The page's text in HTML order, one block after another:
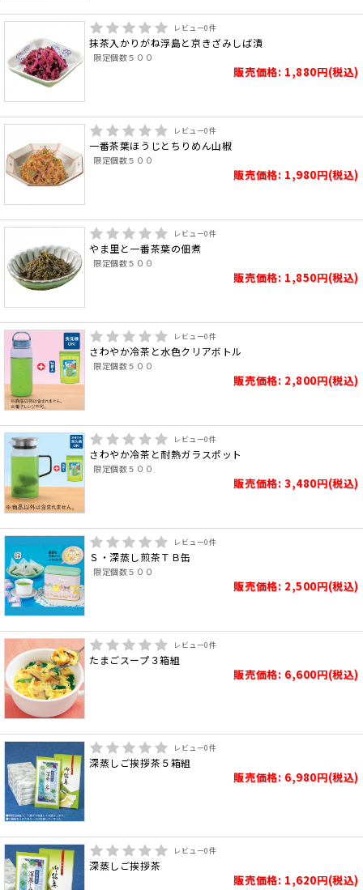
レビュー0件
抹茶入かりがね浮島と京きざみしば漬
限定個数５００
販売価格: 1,880円(税込)
レビュー0件
一番茶葉ほうじとちりめん山椒
限定個数５００
販売価格: 1,980円(税込)
レビュー0件
やま里と一番茶葉の佃煮
限定個数５００
販売価格: 1,850円(税込)
レビュー0件
さわやか冷茶と水色クリアボトル
限定個数５００
販売価格: 2,800円(税込)
レビュー0件
さわやか冷茶と耐熱ガラスポット
限定個数５００
販売価格: 3,480円(税込)
レビュー0件
Ｓ・深蒸し煎茶ＴＢ缶
限定個数５００
販売価格: 2,500円(税込)
レビュー0件
たまごスープ３箱組
販売価格: 6,600円(税込)
レビュー0件
深蒸しご挨拶茶５箱組
販売価格: 6,980円(税込)
レビュー0件
深蒸しご挨拶茶
販売価格: 1,620円(税込)